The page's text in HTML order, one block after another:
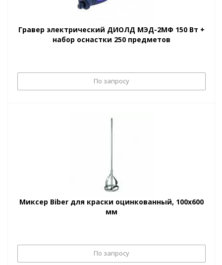
Гравер электрический ДИОЛД МЭД-2МФ 150 Вт +
набор оснастки 250 предметов
По запросу
Миксер Biber для краски оцинкованный, 100х600
мм
По запросу